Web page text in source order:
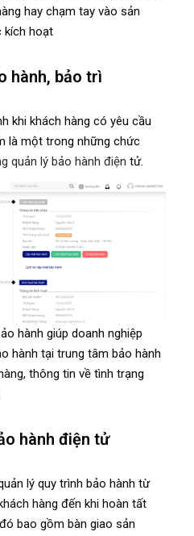
hay chạm tay vào sản
kích hoạt
hành, bảo trì
khi khách hàng có yêu cầu
là một trong những chức
quản lý bảo hành điện tử.
hành giúp doanh nghiệp
hành tại trung tâm bảo hành
thông tin về tình trạng
hành điện tử
lý quy trình bảo hành từ
hàng đến khi hoàn tất
bao gồm bàn giao sản